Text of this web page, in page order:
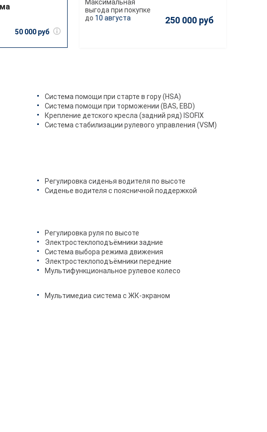
50 000 руб
10 августа 250 000 руб
Система помощи при старте в гору (HSA)
Система помощи при торможении (BAS, EBD)
Крепление детского кресла (задний ряд) ISOFIX
Система стабилизации рулевого управления (VSM)
Регулировка сиденья водителя по высоте
Сиденье водителя с поясничной поддержкой
Регулировка руля по высоте
Электростеклоподъёмники задние
Система выбора режима движения
Электростеклоподъёмники передние
Мультифункциональное рулевое колесо
Мультимедиа система с ЖК-экраном